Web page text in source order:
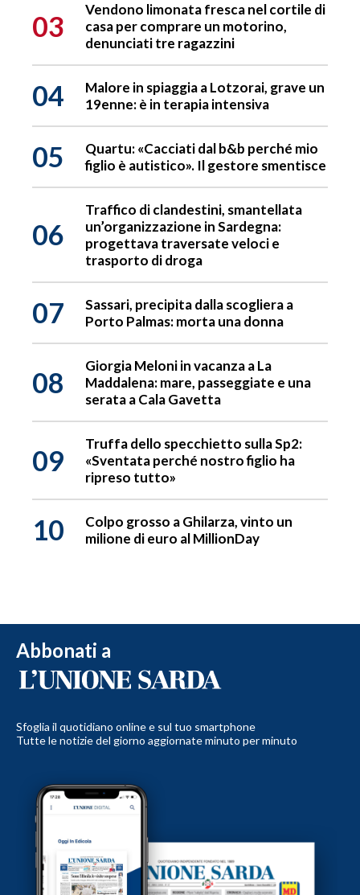
03
Vendono limonata fresca nel cortile di
casa per comprare un motorino,
denunciati tre ragazzini
04
Malore in spiaggia a Lotzorai, grave un
19enne: è in terapia intensiva
05
Quartu: «Cacciati dal b&b perché mio
figlio è autistico». Il gestore smentisce
06
Traffico di clandestini, smantellata
un’organizzazione in Sardegna:
progettava traversate veloci e
trasporto di droga
07
Sassari, precipita dalla scogliera a
Porto Palmas: morta una donna
08
Giorgia Meloni in vacanza a La
Maddalena: mare, passeggiate e una
serata a Cala Gavetta
09
Truffa dello specchietto sulla Sp2:
«Sventata perché nostro figlio ha
ripreso tutto»
10
Colpo grosso a Ghilarza, vinto un
milione di euro al MillionDay
Abbonati a
Sfoglia il quotidiano online e sul tuo smartphone
Tutte le notizie del giorno aggiornate minuto per minuto